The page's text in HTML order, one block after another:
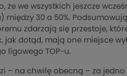
że we wszystkich jeszcze
30 a 50%.
zdarzają się przestoje,
dotąd, mają one miejsce
ligowego TOP-u.
– na chwilę obecną – za